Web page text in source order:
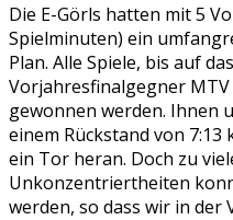
Die E-Görls hatten mit 5
Spielminuten) ein
Plan. Alle Spiele, bis auf
Vorjahresfinalgegner
gewonnen werden. Ihnen
einem Rückstand von
ein Tor heran. Doch zu
Unkonzentriertheiten
werden, so dass wir in der